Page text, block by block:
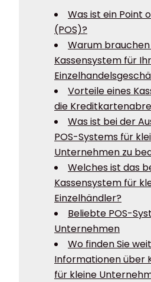
Was ist ein Point
(POS)?
Warum brauchen
Kassensystem für Ihr
Vorteile eines
die
Was ist bei der
POS-Systems für
Unternehmen zu
Welches ist das
Kassensystem für
Einzelhändler?
Beliebte POS-
Unternehmen
Wo finden Sie
Informationen über
für kleine